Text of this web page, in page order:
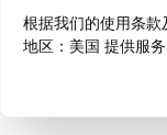
根据我们的使用条
地区：美国 提供服务